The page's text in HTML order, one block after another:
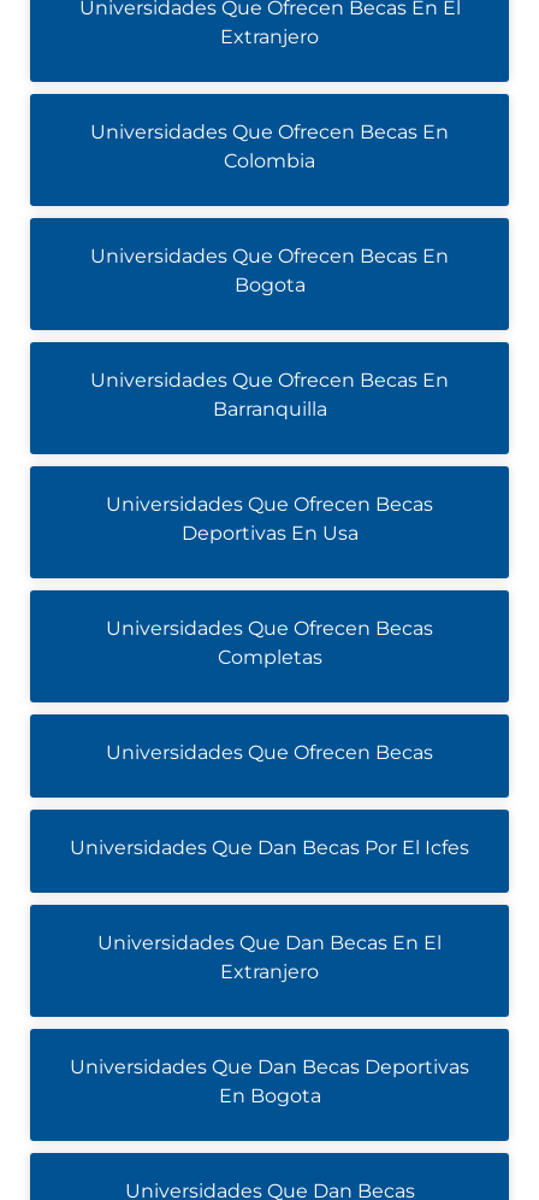
Universidades Que Ofrecen Becas En El
Extranjero
Universidades Que Ofrecen Becas En
Colombia
Universidades Que Ofrecen Becas En
Bogota
Universidades Que Ofrecen Becas En
Barranquilla
Universidades Que Ofrecen Becas
Deportivas En Usa
Universidades Que Ofrecen Becas
Completas
Universidades Que Ofrecen Becas
Universidades Que Dan Becas Por El Icfes
Universidades Que Dan Becas En El
Extranjero
Universidades Que Dan Becas Deportivas
En Bogota
Universidades Que Dan Becas